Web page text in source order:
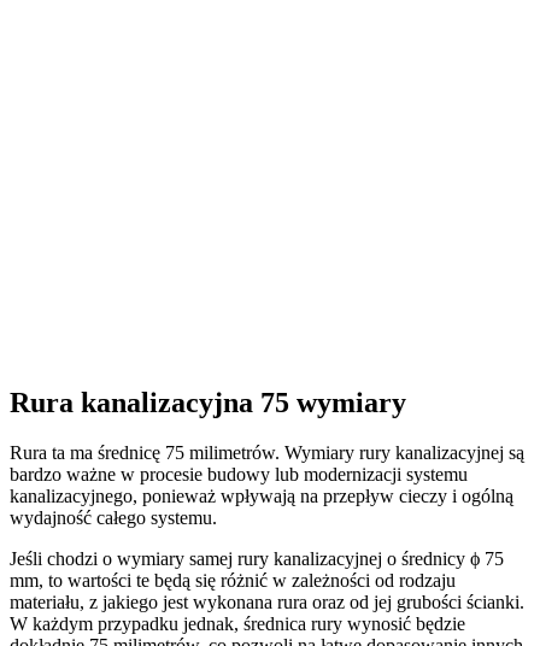
Rura kanalizacyjna 75 wymiary
Rura ta ma średnicę 75 milimetrów. Wymiary rury kanalizacyjnej są
bardzo ważne w procesie budowy lub modernizacji systemu
kanalizacyjnego, ponieważ wpływają na przepływ cieczy i ogólną
wydajność całego systemu.
Jeśli chodzi o wymiary samej rury kanalizacyjnej o średnicy ϕ 75
mm, to wartości te będą się różnić w zależności od rodzaju
materiału, z jakiego jest wykonana rura oraz od jej grubości ścianki.
W każdym przypadku jednak, średnica rury wynosić będzie